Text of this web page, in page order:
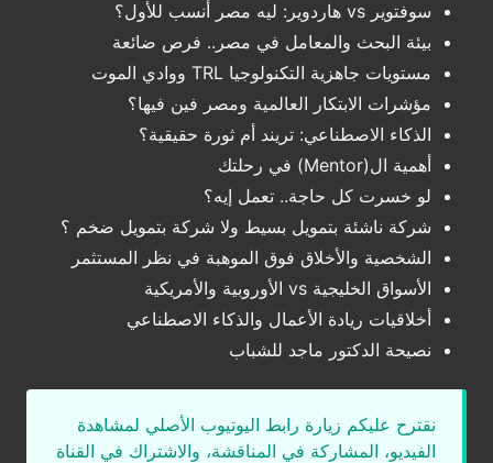
سوفتوير vs هاردوير: ليه مصر أنسب للأول؟
بيئة البحث والمعامل في مصر.. فرص ضائعة
مستويات جاهزية التكنولوجيا TRL ووادي الموت
مؤشرات الابتكار العالمية ومصر فين فيها؟
الذكاء الاصطناعي: تريند أم ثورة حقيقية؟
أهمية ال(Mentor) في رحلتك
لو خسرت كل حاجة.. تعمل إيه؟
شركة ناشئة بتمويل بسيط ولا شركة بتمويل ضخم ؟
الشخصية والأخلاق فوق الموهبة في نظر المستثمر
الأسواق الخليجية vs الأوروبية والأمريكية
أخلاقيات ريادة الأعمال والذكاء الاصطناعي
نصيحة الدكتور ماجد للشباب
نقترح عليكم زيارة رابط اليوتيوب الأصلي لمشاهدة
الفيديو، المشاركة في المناقشة، والاشتراك في القناة